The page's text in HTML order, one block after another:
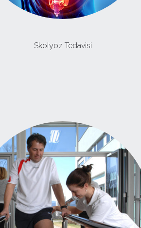
Skolyoz Tedavisi